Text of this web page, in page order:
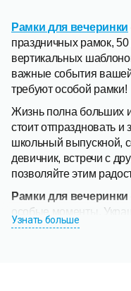
Рамки для вечеринки
праздничных рамок,
вертикальных
важные события
требуют особой рамки!
Жизнь полна больших
стоит отпраздновать
школьный выпускной,
девичник, встречи с
позволяйте этим
Рамки для вечеринки
особые моменты.
конфетти, забавными
Узнать больше